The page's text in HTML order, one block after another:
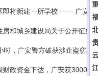
将新建一所学校 —— 广安中学东南校区
乡建设局关于公开征集全市物业领域问题线索的公告
安警方破获涉企盗窃案，10万余元财务全数追回
财政资金下达，广安获3000万